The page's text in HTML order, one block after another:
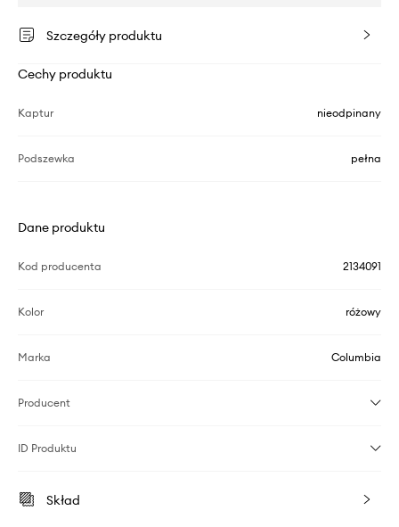
Szczegóły produktu
Cechy produktu
Kaptur nieodpinany
Podszewka pełna
Dane produktu
Kod producenta 2134091
Kolor różowy
Marka Columbia
Producent
ID Produktu
Skład